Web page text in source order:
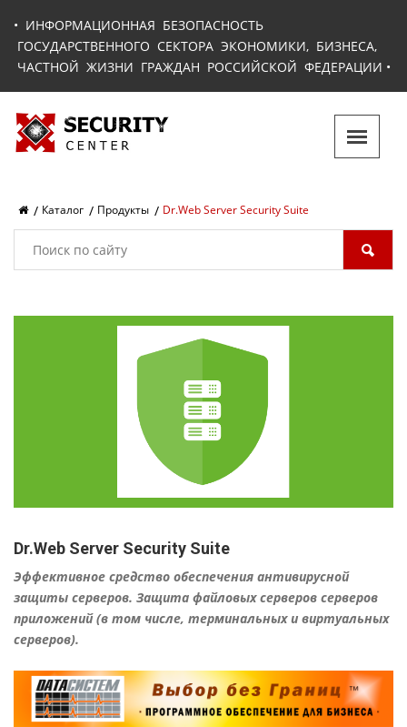
• ИНФОРМАЦИОННАЯ БЕЗОПАСНОСТЬ
ГОСУДАРСТВЕННОГО СЕКТОРА ЭКОНОМИКИ, БИЗНЕСА,
ЧАСТНОЙ ЖИЗНИ ГРАЖДАН РОССИЙСКОЙ ФЕДЕРАЦИИ •
Каталог Продукты Dr.Web Server Security Suite
Dr.Web Server Security Suite
Эффективное средство обеспечения антивирусной
защиты серверов. Защита файловых серверов серверов
приложений (в том числе, терминальных и виртуальных
серверов).